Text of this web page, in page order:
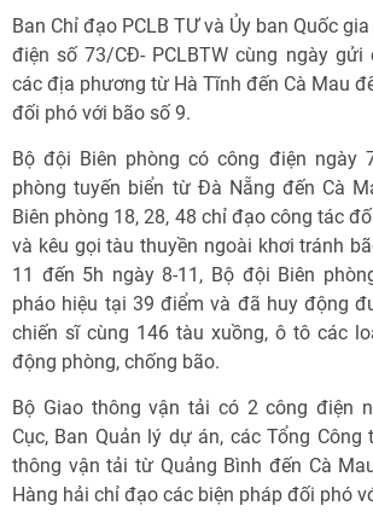
Ban Chỉ đạo PCLB TƯ và Ủy ban Quốc
điện số 73/CĐ- PCLBTW cùng ngày gửi
các địa phương từ Hà Tĩnh đến Cà Mau
đối phó với bão số 9.
Bộ đội Biên phòng có công điện ngày
phòng tuyến biển từ Đà Nẵng đến Cà
Biên phòng 18, 28, 48 chỉ đạo công tác
và kêu gọi tàu thuyền ngoài khơi tránh
11 đến 5h ngày 8-11, Bộ đội Biên
pháo hiệu tại 39 điểm và đã huy động
chiến sĩ cùng 146 tàu xuồng, ô tô các
động phòng, chống bão.
Bộ Giao thông vận tải có 2 công điện
Cục, Ban Quản lý dự án, các Tổng Công
thông vận tải từ Quảng Bình đến Cà
Hàng hải chỉ đạo các biện pháp đối phó